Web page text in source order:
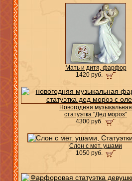
Мать и дитя, фарфор
1420 руб.
Новогодняя музыкальная
статуэтка "Дед мороз"
4300 руб.
Слон с мет. ушами
1050 руб.